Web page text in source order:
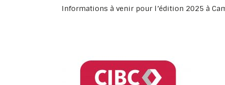
Informations à venir pour l’édition 2025 à